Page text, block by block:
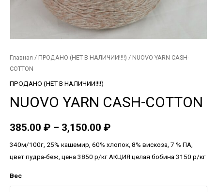
Главная / ПРОДАНО (НЕТ В НАЛИЧИИ!!!!) / NUOVO YARN CASH-
COTTON
ПРОДАНО (НЕТ В НАЛИЧИИ!!!!)
NUOVO YARN CASH-COTTON
385.00 ₽ – 3,150.00 ₽
340м/100г, 25% кашемир, 60% хлопок, 8% вискоза, 7 % ПА,
цвет пудра-беж, цена 3850 р/кг АКЦИЯ целая бобина 3150 р/кг
Вес